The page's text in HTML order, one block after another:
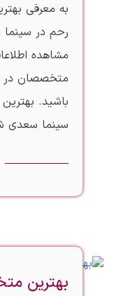
به معرفی
رحم در
مشاهده
متخصصان در
باشید.
سینما سعدی
بهترین